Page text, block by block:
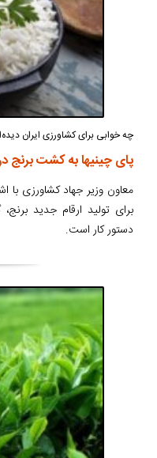
چه خوابی برای کشاورزی ایران
پای چینی‎ها به کشت برنج در ایران هم باز شد؛ ماجرای چیست؟
معاون وزیر جهاد کشاورزی
برای تولید ارقام جدید
دستور کار است.